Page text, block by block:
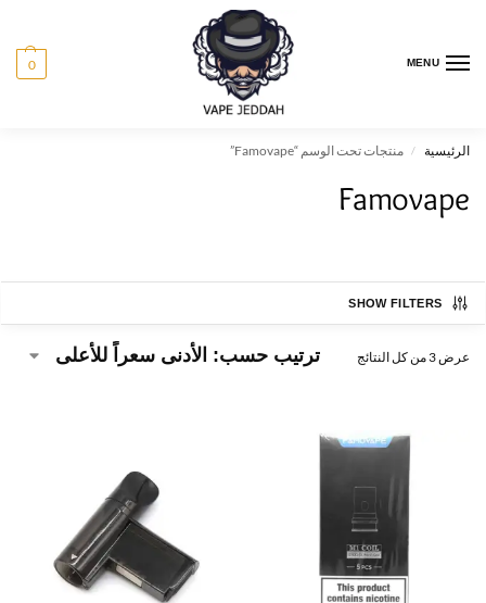
MENU
0
الرئيسية / منتجات تحت الوسم “Famovape”
Famovape
SHOW FILTERS
عرض ⁦3⁩ من كل النتائج